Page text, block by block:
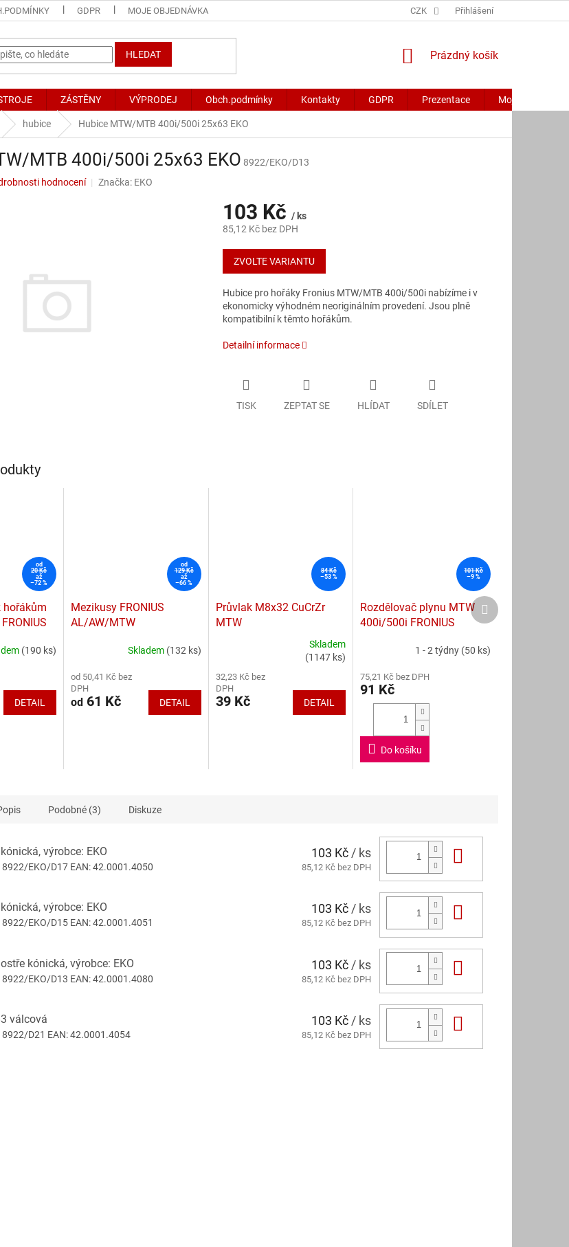
GDPR MOJE OBJEDNÁVKA CZK Přihlášení
HLEDAT
NÁKUPNÍ
Prázdný košík
ZÁSTĚNY VÝPRODEJ Obch.podmínky Kontakty GDPR Prezentace Moje
hubice Hubice MTW/MTB 400i/500i 25x63 EKO
MTB 400i/500i 25x63 EKO 8922/EKO/D13
hodnocení Značka: EKO
103 Kč / ks
85,12 Kč bez DPH
Měrná
cena:
ZVOLTE VARIANTU
Hubice pro hořáky Fronius MTW/MTB 400i/500i nabízíme i v
ekonomicky výhodném neoriginálním provedení. Jsou plně
kompatibilní k těmto hořákům.
Detailní informace
TISK ZEPTAT SE HLÍDAT SDÍLET
od
20 Kč
až
–72 %
hořákům
(190 ks)
DETAIL
od
129 Kč
až
–66 %
Mezikusy FRONIUS
AL/AW/MTW
produktu
je
5,0
Skladem (132 ks)
od 50,41 Kč bez
DPH
od61 Kč DETAIL
84 Kč
–53 %
Průvlak M8x32 CuCrZr
MTW
produktu
je
5,0
Skladem
(1147 ks)
32,23 Kč bez
DPH
39 Kč DETAIL
101 Kč
–9 %
Rozdělovač plynu MTW
400i/500i FRONIUS
produktu
je
hvězdiček.
1 - 2 týdny (50 ks)
75,21 Kč bez DPH
91 Kč
Do košíku
Další
produkt
Podobné (3) Diskuze
výrobce: EKO
8922/EKO/D17 EAN:42.0001.4050
103 Kč / ks
85,12 Kč bez DPH
výrobce: EKO
8922/EKO/D15 EAN:42.0001.4051
103 Kč/ ks
85,12 Kč bez DPH
kónická, výrobce: EKO
8922/EKO/D13 EAN:42.0001.4080
103 Kč / ks
85,12 Kč bez DPH
válcová
8922/D21 EAN:42.0001.4054
103 Kč / ks
85,12 Kč bez DPH